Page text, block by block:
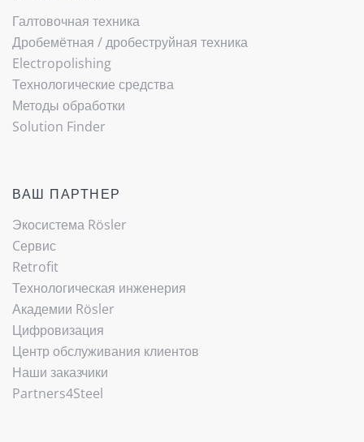
Галтовочная техника
Дробемётная / ­дробеструйная техника
Electropolishing
Технологические средства
Методы обработки
Solution Finder
ВАШ ПАРТНЕР
Экосистема Rösler
Cервис
Retrofit
Технологическая инженерия
Академии Rösler
Цифровизация
Центр обслуживания клиентов
Наши заказчики
Partners4Steel